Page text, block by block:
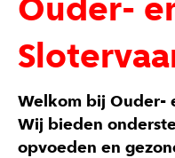
Ouder-
Welkom bij Ouder-
Wij bieden
opvoeden en